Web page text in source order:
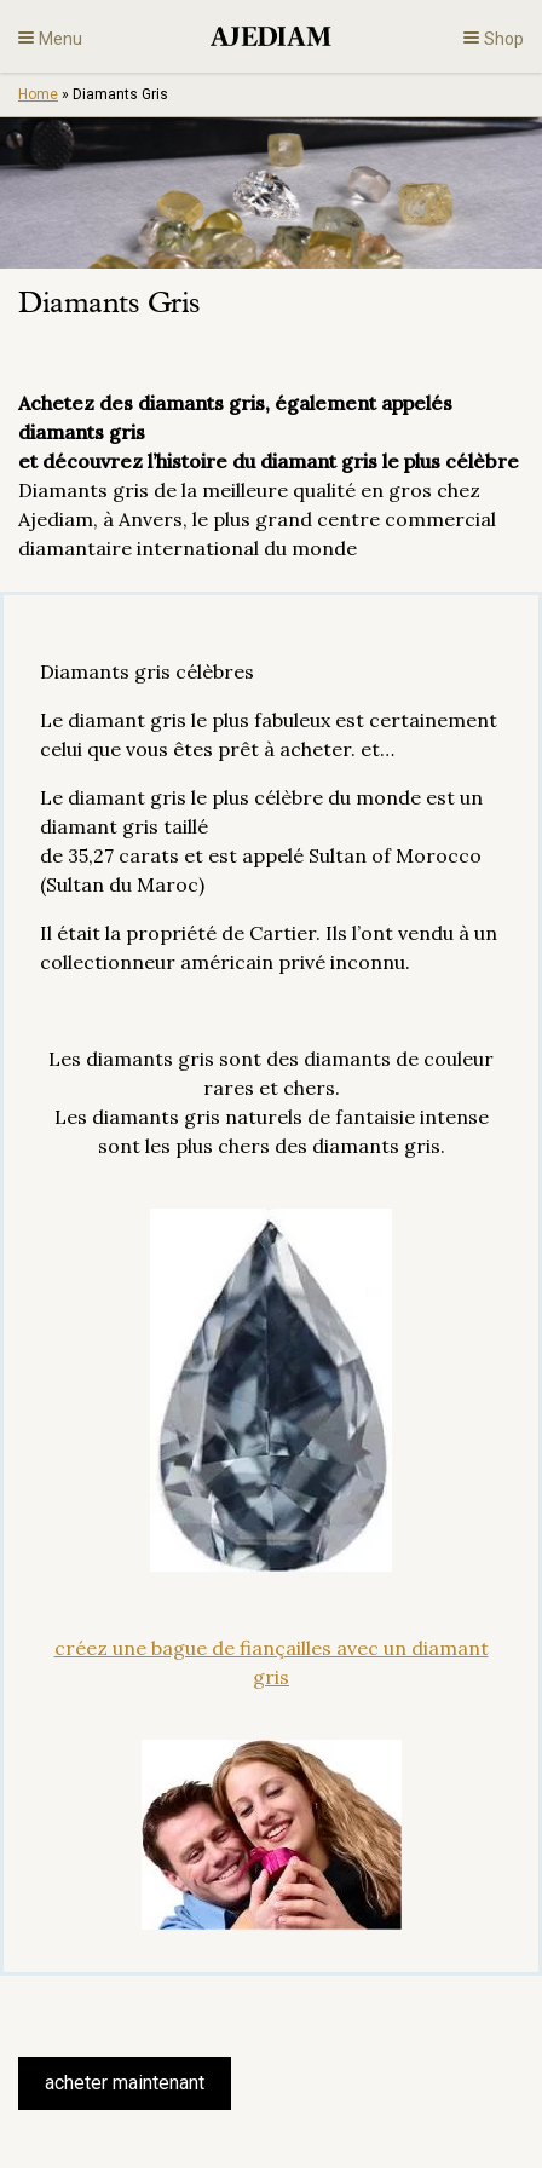
to
content
Menu Shop
Diamants
Fiançailles
Fr
Home » Diamants Gris
Diamants Gris
Achetez des diamants gris, également appelés
diamants gris
et découvrez l’histoire du diamant gris le plus célèbre
Diamants gris de la meilleure qualité en gros chez
Ajediam, à Anvers, le plus grand centre commercial
diamantaire international du monde
Diamants gris célèbres
Le diamant gris le plus fabuleux est certainement
celui que vous êtes prêt à acheter. et…
Le diamant gris le plus célèbre du monde est un
diamant gris taillé
de 35,27 carats et est appelé Sultan of Morocco
(Sultan du Maroc)
Il était la propriété de Cartier. Ils l’ont vendu à un
collectionneur américain privé inconnu.
Les diamants gris sont des diamants de couleur
rares et chers.
Les diamants gris naturels de fantaisie intense
sont les plus chers des diamants gris.
créez une bague de fiançailles avec un diamant
gris
acheter maintenant